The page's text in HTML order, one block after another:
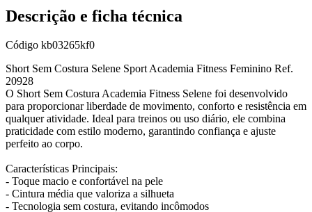
Descrição e ficha técnica
Código kb03265kf0
Short Sem Costura Selene Sport Academia Fitness Feminino Ref.
20928
O Short Sem Costura Academia Fitness Selene foi desenvolvido
para proporcionar liberdade de movimento, conforto e resistência em
qualquer atividade. Ideal para treinos ou uso diário, ele combina
praticidade com estilo moderno, garantindo confiança e ajuste
perfeito ao corpo.
Características Principais:
- Toque macio e confortável na pele
- Cintura média que valoriza a silhueta
- Tecnologia sem costura, evitando incômodos